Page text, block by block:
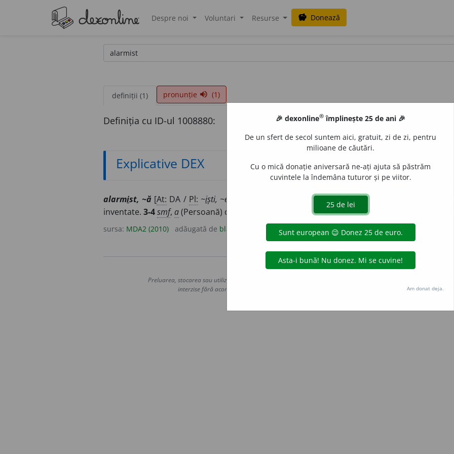
Despre noi Voluntari Resurse savings Donează
definiții (1) pronunție volume_up (1)
Definiția cu ID-ul 1008880:
Explicative DEX
alarmist, ~ă [At: DA / Pl: ~iști, ~e smf,a(Persoană) care împrăștie,
inventate. 3-4smf, a(Persoană) care se alarmează ușor.5a(D.vorbe, știri ) Care
sursa: MDA2 (2010) adăugată de blaurb.
Copyright © 2004-2026 dexonline (https://dexonline.ro)
Preluarea, stocarea sau utilizarea datelor de pe acest site, inclusiv prin orice metode de extragere automată
interzise fără acordul nostru prealabil scris, cu excepția seturilor de date oferite oficial spre utilizare
🎉 dexonline® împlinește 25 de ani 🎉
De un sfert de secol suntem aici, gratuit, zi de zi, pentru
milioane de căutări.
Cu o mică donație aniversară ne-ați ajuta să păstrăm
cuvintele la îndemâna tuturor și pe viitor.
Am donat deja.